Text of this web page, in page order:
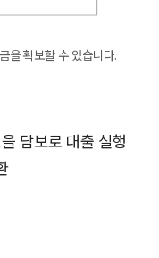
을 확보할 수 있습니다.
담보로 대출 실행